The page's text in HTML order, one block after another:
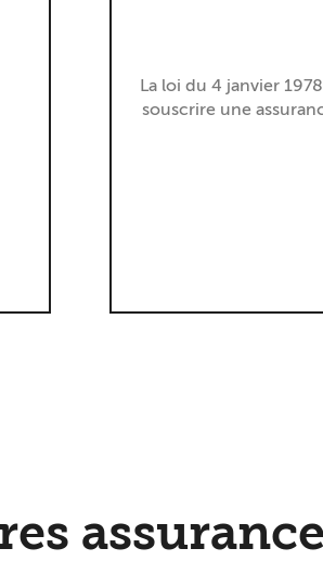
La loi du 4 janvier
souscrire une